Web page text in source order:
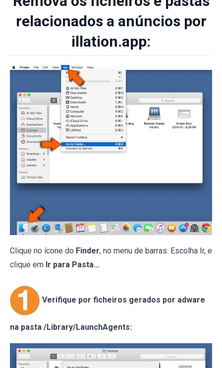
relacionados a anúncios por
illation.app:
Clique no ícone do Finder, no menu de barras. Escolha Ir, e
clique em Ir para Pasta...
Verifique por ficheiros gerados por adware
na pasta /Library/LaunchAgents: